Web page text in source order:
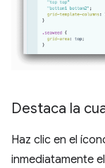
Destaca la
Haz clic en el
inmediatamente